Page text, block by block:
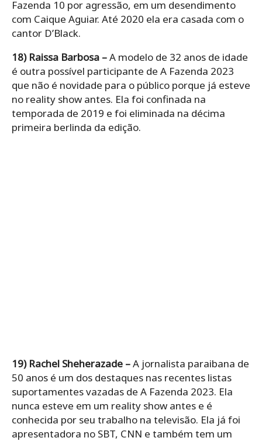
Fazenda 10 por agressão, em um desendimento
com Caique Aguiar. Até 2020 ela era casada com o
cantor D’Black.
18) Raissa Barbosa –A modelo de 32 anos de idade
é outra possível participante de A Fazenda 2023
que não é novidade para o público porque já esteve
no reality show antes. Ela foi confinada na
temporada de 2019 e foi eliminada na décima
primeira berlinda da edição.
19) Rachel Sheherazade –A jornalista paraibana de
50 anos é um dos destaques nas recentes listas
suportamentes vazadas de A Fazenda 2023. Ela
nunca esteve em um reality show antes e é
conhecida por seu trabalho na televisão. Ela já foi
apresentadora no SBT, CNN e também tem um